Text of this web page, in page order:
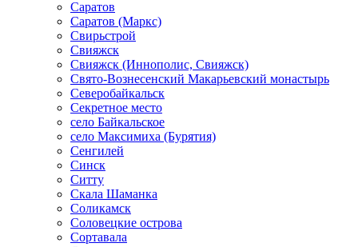
Саратов
Саратов (Маркс)
Свирьстрой
Свияжск
Свияжск (Иннополис, Свияжск)
Свято-Вознесенский Макарьевский монастырь
Северобайкальск
Секретное место
село Байкальское
село Максимиха (Бурятия)
Сенгилей
Синск
Ситту
Скала Шаманка
Соликамск
Соловецкие острова
Сортавала